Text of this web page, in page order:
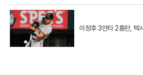
이정후 3안타 2홈런, 텍